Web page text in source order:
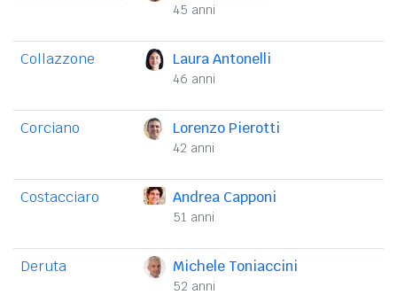
45 anni
Collazzone Laura Antonelli
46 anni
Corciano Lorenzo Pierotti
42 anni
Costacciaro Andrea Capponi
51 anni
Deruta Michele Toniaccini
52 anni